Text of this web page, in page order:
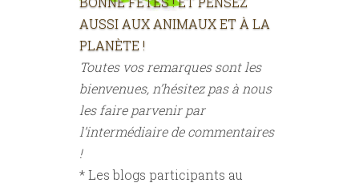
AUSSI AUX ANIMAUX ET À LA
PLANÈTE !
Toutes vos remarques sont les
bienvenues, n’hésitez pas à nous
les faire parvenir par
l’intermédiaire de commentaires
!
* Les blogs participants au